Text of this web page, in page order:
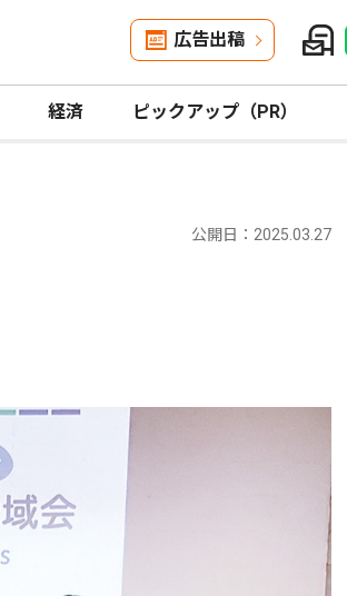
広告出稿
経済 ピックアップ（PR）
公開日：2025.03.27